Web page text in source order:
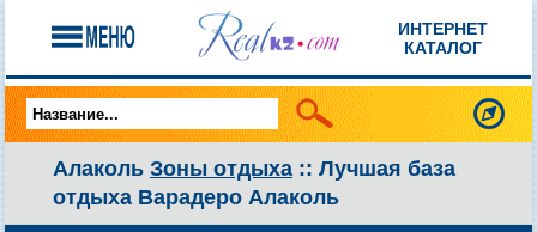
ИНТЕРНЕТ
КАТАЛОГ
Алаколь Зоны отдыха :: Лучшая база
отдыха Варадеро Алаколь